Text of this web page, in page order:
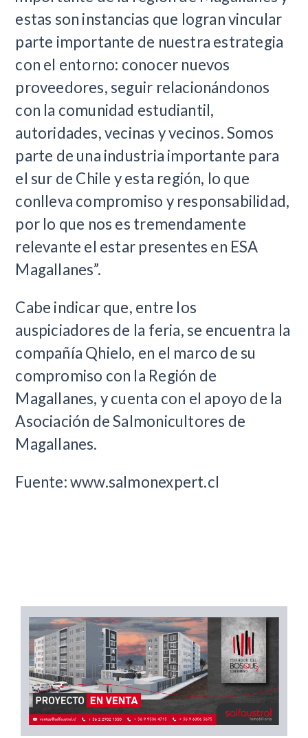
estas son instancias que logran vincular
parte importante de nuestra estrategia
con el entorno: conocer nuevos
proveedores, seguir relacionándonos
con la comunidad estudiantil,
autoridades, vecinas y vecinos. Somos
parte de una industria importante para
el sur de Chile y esta región, lo que
conlleva compromiso y responsabilidad,
por lo que nos es tremendamente
relevante el estar presentes en ESA
Magallanes”.
Cabe indicar que, entre los
auspiciadores de la feria, se encuentra la
compañía Qhielo, en el marco de su
compromiso con la Región de
Magallanes, y cuenta con el apoyo de la
Asociación de Salmonicultores de
Magallanes.
Fuente: www.salmonexpert.cl